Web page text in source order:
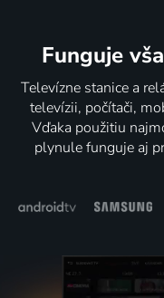
Funguje
Televízne stanice a
televízii, počítači,
Vďaka použitiu
plynule funguje aj